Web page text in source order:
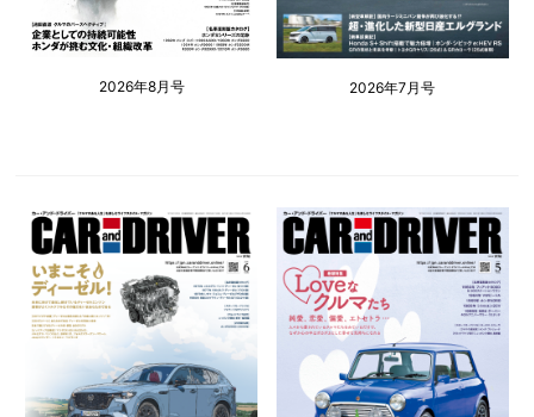
2026年8月号 2026年7月号